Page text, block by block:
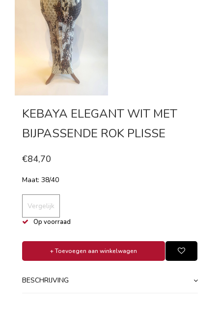
KEBAYA ELEGANT WIT MET
BIJPASSENDE ROK PLISSE
€84,70
Maat: 38/40
Vergelijk
Op voorraad
+ Toevoegen aan winkelwagen
BESCHRIJVING